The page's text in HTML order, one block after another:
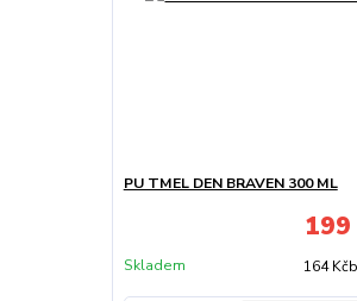
PU TMEL DEN BRAVEN 300 ML
199
164 Kč
Skladem